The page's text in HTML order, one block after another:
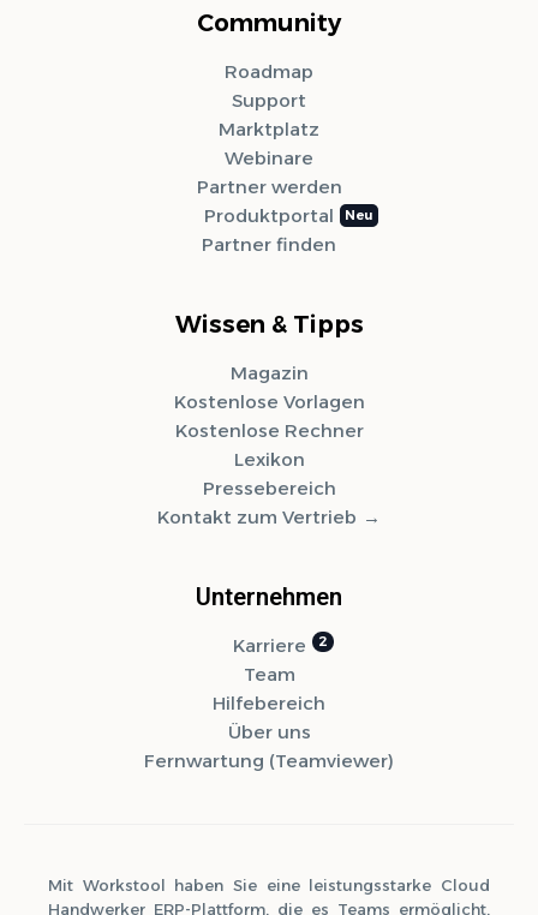
Community
Roadmap
Support
Marktplatz
Webinare
Partner werden
Produktportal
Partner finden
Wissen & Tipps
Magazin
Kostenlose Vorlagen
Kostenlose Rechner
Lexikon
Pressebereich
Kontakt zum Vertrieb
Unternehmen
Karriere
Team
Hilfebereich
Über uns
Fernwartung (Teamviewer)
Mit Workstool haben Sie eine leistungsstarke Cloud
Handwerker ERP-Plattform, die es Teams ermöglicht,